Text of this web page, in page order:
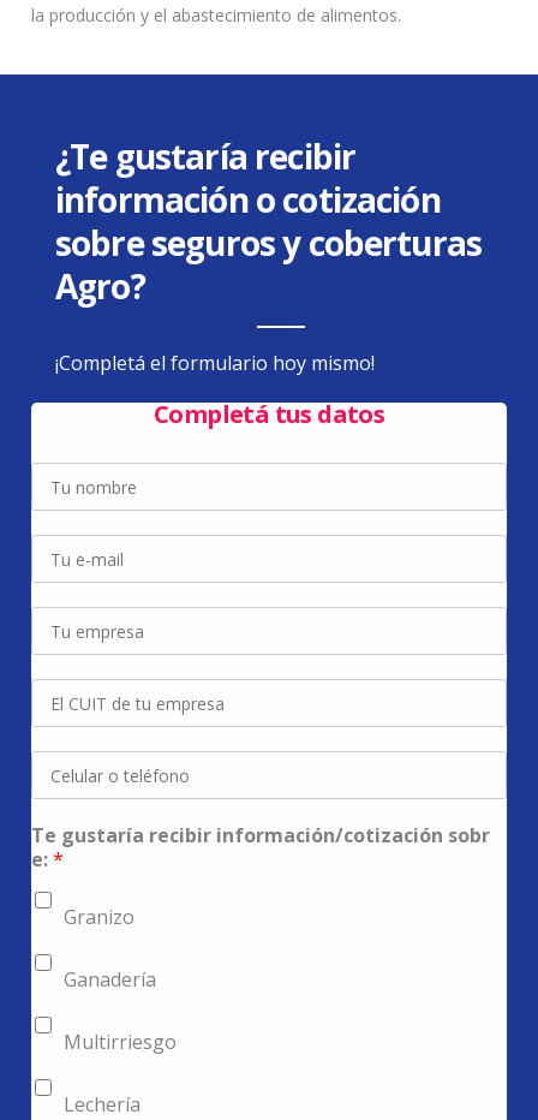
la producción y el abastecimiento de alimentos.
¿Te gustaría recibir
información o cotización
sobre seguros y coberturas
Agro?
¡Completá el formulario hoy mismo!
Completá tus datos
Te gustaría recibir información/cotización sobr
e:*
Granizo
Ganadería
Multirriesgo
Lechería